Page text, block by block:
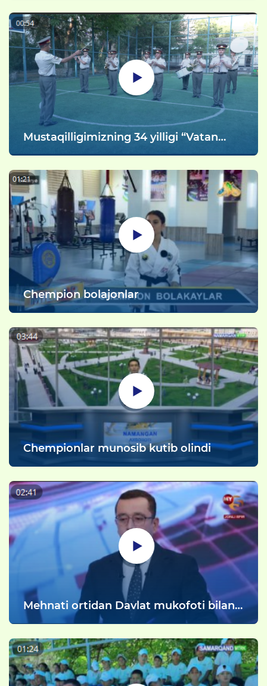
Mustaqilligimizning 34 yilligi “Vatan
Oilaviy bolalar turar joy majmuasida
vatanparvarlik ruhidagi madaniy
koʻngilochar tadbir oʻtkazildi.
Chempion bolajonlar
Chempionlar munosib kutib olindi
Mehnati ortidan Davlat mukofoti bilan
taqdirlangan yigit